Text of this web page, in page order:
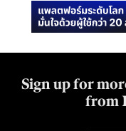
Sign up for
from